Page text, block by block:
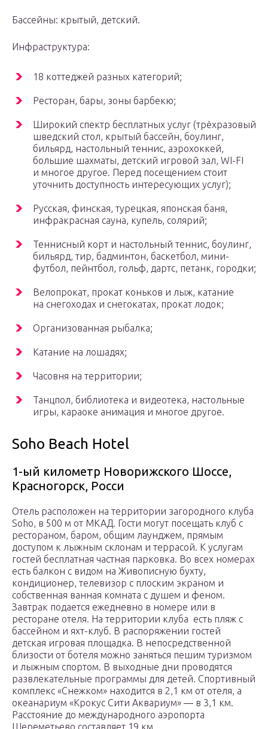
Бассейны: крытый, детский.
Инфраструктура:
18 коттеджей разных категорий;
Ресторан, бары, зоны барбекю;
Широкий спектр бесплатных услуг (трёхразовый
шведский стол, крытый бассейн, боулинг,
бильярд, настольный теннис, аэрохоккей,
большие шахматы, детский игровой зал, WI-FI
и многое другое. Перед посещением стоит
уточнить доступность интересующих услуг);
Русская, финская, турецкая, японская баня,
инфракрасная сауна, купель, солярий;
Теннисный корт и настольный теннис, боулинг,
бильярд, тир, бадминтон, баскетбол, мини-
футбол, пейнтбол, гольф, дартс, петанк, городки;
Велопрокат, прокат коньков и лыж, катание
на снегоходах и снегокатах, прокат лодок;
Организованная рыбалка;
Катание на лошадях;
Часовня на территории;
Танцпол, библиотека и видеотека, настольные
игры, караоке анимация и многое другое.
Soho Beach Hotel
1-ый километр Новорижского Шоссе,
Красногорск, Росси
Отель расположен на территории загородного клуба
Soho, в 500 м от МКАД. Гости могут посещать клуб с
рестораном, баром, общим лаунджем, прямым
доступом к лыжным склонам и террасой. К услугам
гостей бесплатная частная парковка. Во всех номерах
есть балкон с видом на Живописную бухту,
кондиционер, телевизор с плоским экраном и
собственная ванная комната с душем и феном.
Завтрак подается ежедневно в номере или в
ресторане отеля. На территории клуба есть пляж с
бассейном и яхт-клуб. В распоряжении гостей
детская игровая площадка. В непосредственной
близости от ботеля можно заняться пешим туризмом
и лыжным спортом. В выходные дни проводятся
развлекательные программы для детей. Спортивный
комплекс «Снежком» находится в 2,1 км от отеля, а
океанариум «Крокус Сити Аквариум» — в 3,1 км.
Расстояние до международного аэропорта
Шереметьево составляет 19 км.